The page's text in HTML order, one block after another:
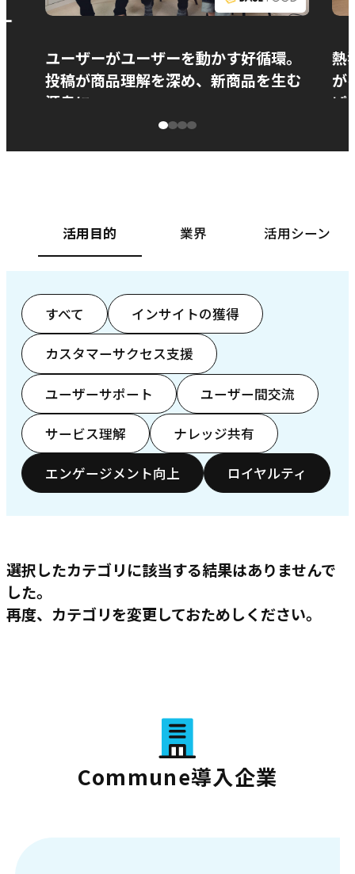
ユーザーがユーザーを動かす好循環。
投稿が商品理解を深め、新商品を生む
源泉に
熱
が
ぱ
活用目的 業界 活用シーン
すべて インサイトの獲得
カスタマーサクセス支援
ユーザーサポート ユーザー間交流
サービス理解 ナレッジ共有
エンゲージメント向上 ロイヤルティ
選択したカテゴリに該当する結果はありませんで
した。
再度、カテゴリを変更しておためしください。
Commune導入企業